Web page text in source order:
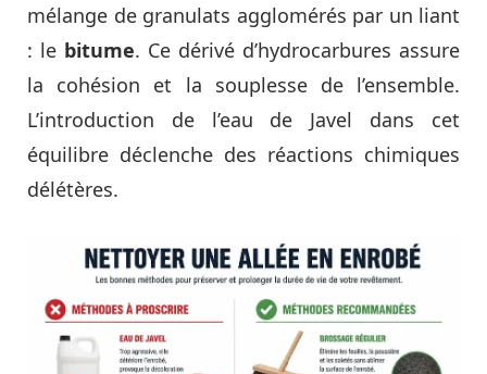
mélange de granulats agglomérés par un liant
: le bitume. Ce dérivé d’hydrocarbures assure
la cohésion et la souplesse de l’ensemble.
L’introduction de l’eau de Javel dans cet
équilibre déclenche des réactions chimiques
délétères.